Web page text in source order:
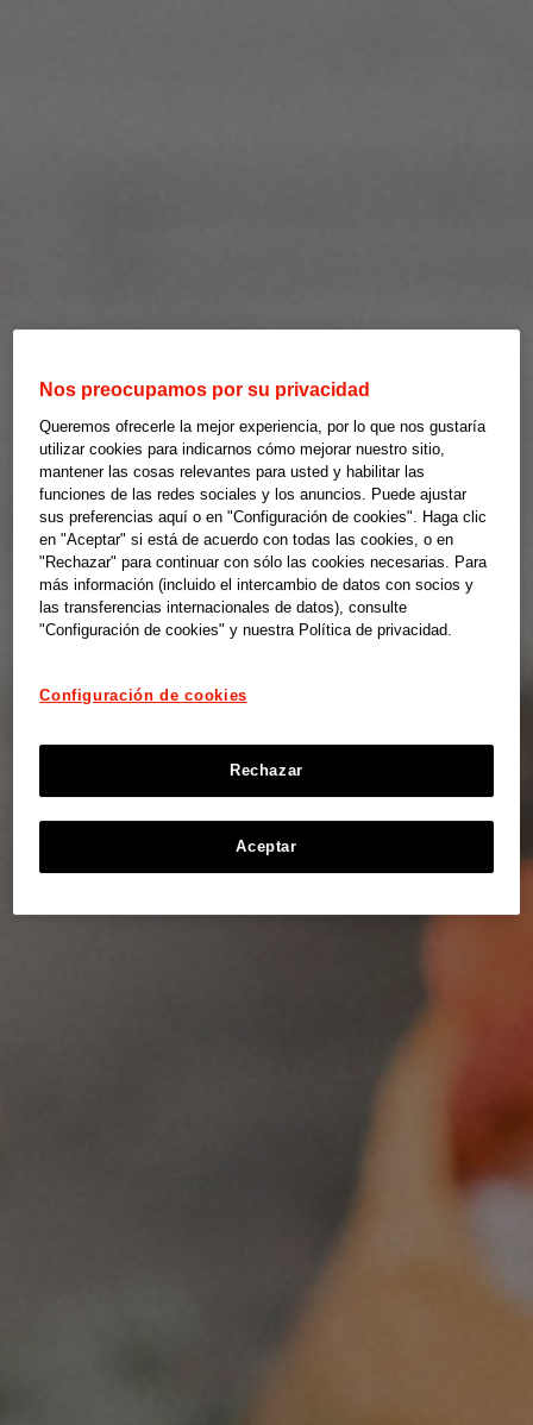
Nos preocupamos por su privacidad
Queremos ofrecerle la mejor experiencia, por lo que nos gustaría
utilizar cookies para indicarnos cómo mejorar nuestro sitio,
mantener las cosas relevantes para usted y habilitar las
funciones de las redes sociales y los anuncios. Puede ajustar
sus preferencias aquí o en "Configuración de cookies". Haga clic
en "Aceptar" si está de acuerdo con todas las cookies, o en
"Rechazar" para continuar con sólo las cookies necesarias. Para
más información (incluido el intercambio de datos con socios y
las transferencias internacionales de datos), consulte
"Configuración de cookies" y nuestra Política de privacidad.
Configuración de cookies
Rechazar
Aceptar